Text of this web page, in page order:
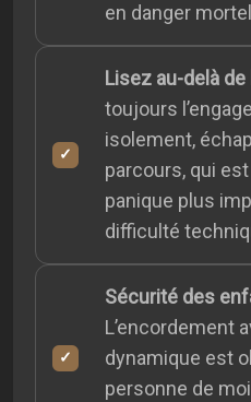
en danger
Lisez au-delà
toujours
isolement,
parcours, qui
panique plus
difficulté
Sécurité des
L’encordement
dynamique est
personne de